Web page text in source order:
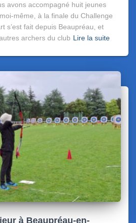
avons accompagné huit jeunes
même, à la finale du Challenge
s’est fait depuis Beaupréau, et
archers du club Lire la suite
à Beaupréau-en-